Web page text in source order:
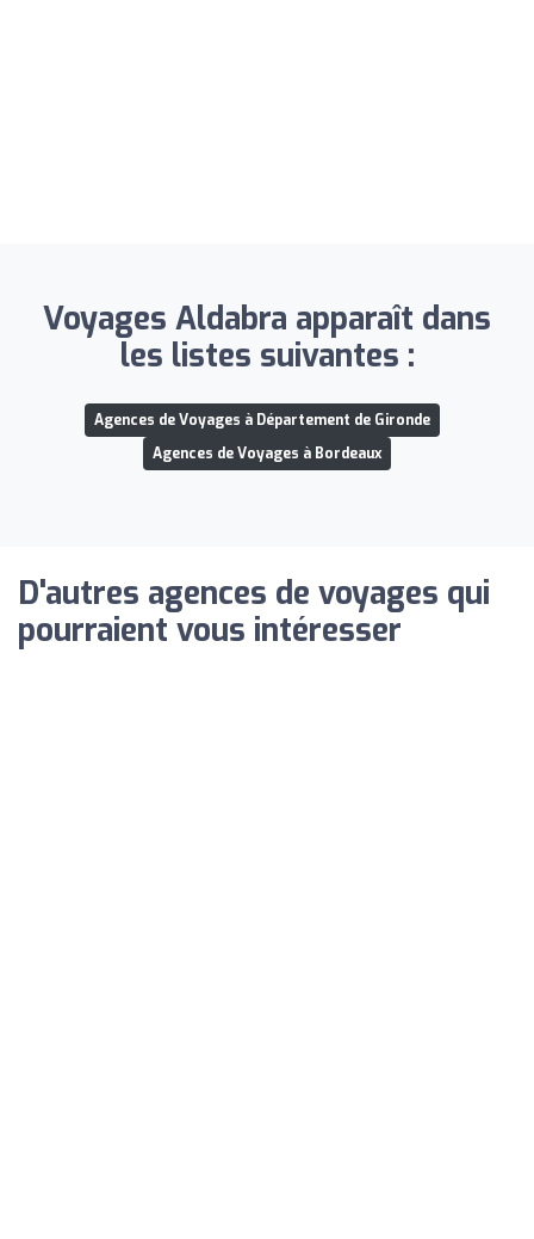
Voyages Aldabra apparaît dans
les listes suivantes :
Agences de Voyages à Département de Gironde
Agences de Voyages à Bordeaux
D'autres agences de voyages qui
pourraient vous intéresser